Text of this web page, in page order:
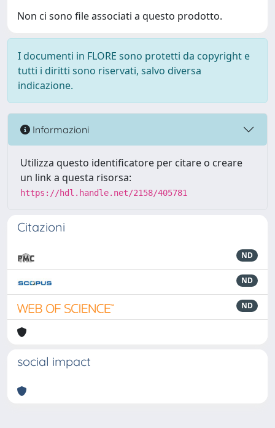
Non ci sono file associati a questo prodotto.
I documenti in FLORE sono protetti da copyright e
tutti i diritti sono riservati, salvo diversa
indicazione.
Informazioni
Utilizza questo identificatore per citare o creare
un link a questa risorsa:
https://hdl.handle.net/2158/405781
Citazioni
ND
ND
ND
social impact